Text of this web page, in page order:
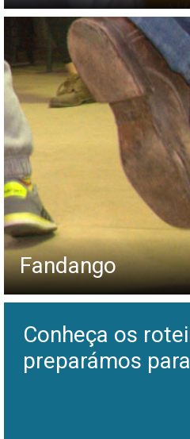
Fandango
Conheça os
preparámos